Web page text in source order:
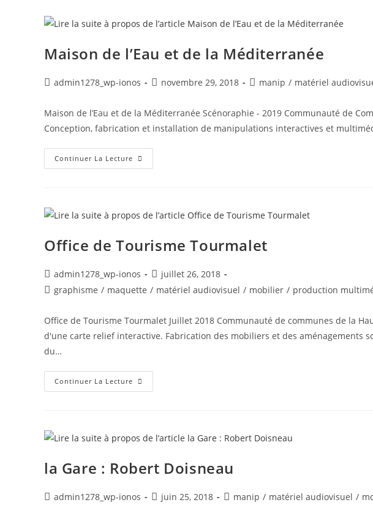
Maison de l’Eau et de la Méditerranée
admin1278_wp-ionos novembre 29, 2018 manip / matériel
Maison de l’Eau et de la Méditerranée Scénoraphie - 2019 Communauté de
Conception, fabrication et installation de manipulations interactives et
Continuer La Lecture
Office de Tourisme Tourmalet
admin1278_wp-ionos
juillet 26, 2018
graphisme / maquette / matériel audiovisuel / mobilier / production
Office de Tourisme Tourmalet Juillet 2018 Communauté de communes de la
d'une carte relief interactive. Fabrication des mobiliers et des aménagements
du…
Continuer La Lecture
la Gare : Robert Doisneau
admin1278_wp-ionos juin 25, 2018 manip / matériel audiovisuel /